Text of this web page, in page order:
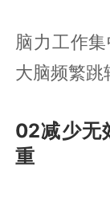
脑力工作
大脑频繁跳
02减少无
重